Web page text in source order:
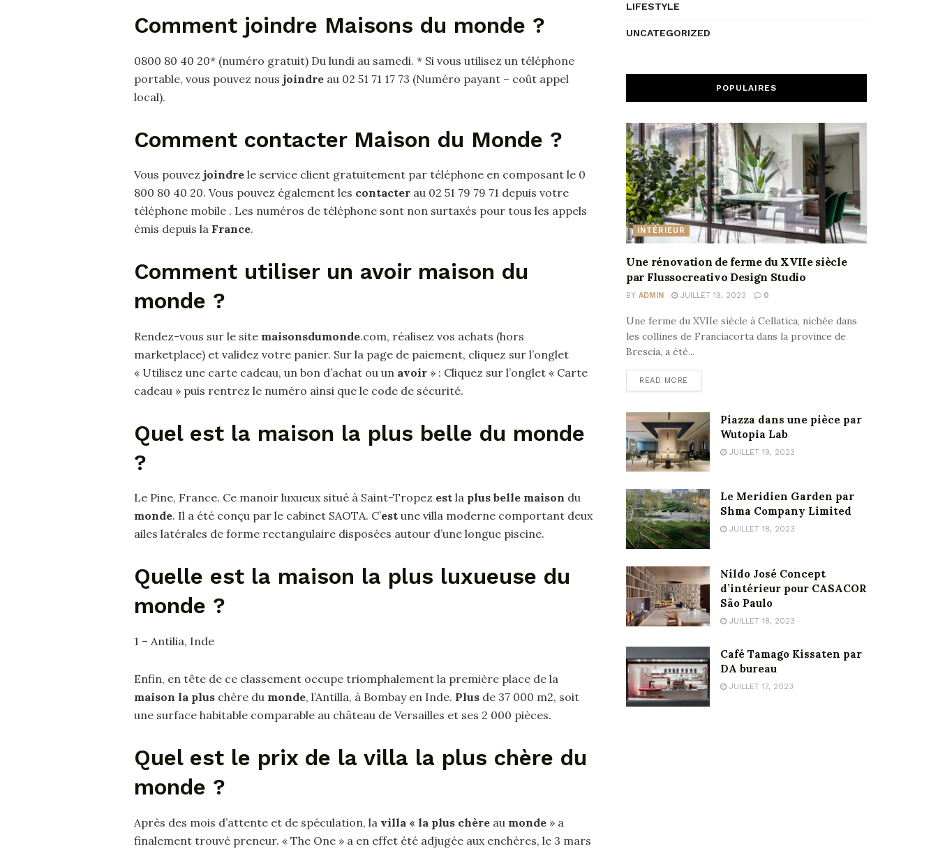
Comment joindre Maisons du monde ?
0800 80 40 20* (numéro gratuit) Du lundi au samedi. * Si vous utilisez un téléphone
portable, vous pouvez nous joindre au 02 51 71 17 73 (Numéro payant – coût appel
local).
Comment contacter Maison du Monde ?
Vous pouvez joindre le service client gratuitement par téléphone en composant le 0
800 80 40 20. Vous pouvez également les contacter au 02 51 79 79 71 depuis votre
téléphone mobile . Les numéros de téléphone sont non surtaxés pour tous les appels
émis depuis la France.
Comment utiliser un avoir maison du
monde ?
Rendez-vous sur le site maisonsdumonde.com, réalisez vos achats (hors
marketplace) et validez votre panier. Sur la page de paiement, cliquez sur l’onglet
« Utilisez une carte cadeau, un bon d’achat ou un avoir » : Cliquez sur l’onglet « Carte
cadeau » puis rentrez le numéro ainsi que le code de sécurité.
Quel est la maison la plus belle du monde
?
Le Pine, France. Ce manoir luxueux situé à Saint-Tropez est la plus belle maison du
monde. Il a été conçu par le cabinet SAOTA. C’est une villa moderne comportant deux
ailes latérales de forme rectangulaire disposées autour d’une longue piscine.
Quelle est la maison la plus luxueuse du
monde ?
1 – Antilia, Inde
Enfin, en tête de ce classement occupe triomphalement la première place de la
maison la plus chère du monde, l’Antilla, à Bombay en Inde. Plus de 37 000 m2, soit
une surface habitable comparable au château de Versailles et ses 2 000 pièces.
Quel est le prix de la villa la plus chère du
monde ?
Après des mois d’attente et de spéculation, la villa « la plus chère au monde » a
finalement trouvé preneur. « The One » a en effet été adjugée aux enchères, le 3 mars
LIFESTYLE
UNCATEGORIZED
POPULAIRES
INTÉRIEUR
Une rénovation de ferme du XVIIe siècle
par Flussocreativo Design Studio
BY ADMIN JUILLET 19, 2023 0
Une ferme du XVIIe siècle à Cellatica, nichée dans
les collines de Franciacorta dans la province de
Brescia, a été...
READ MORE
Piazza dans une pièce par
Wutopia Lab
JUILLET 19, 2023
Le Meridien Garden par
Shma Company Limited
JUILLET 18, 2023
Nildo José Concept
d’intérieur pour CASACOR
São Paulo
JUILLET 18, 2023
Café Tamago Kissaten par
DA bureau
JUILLET 17, 2023